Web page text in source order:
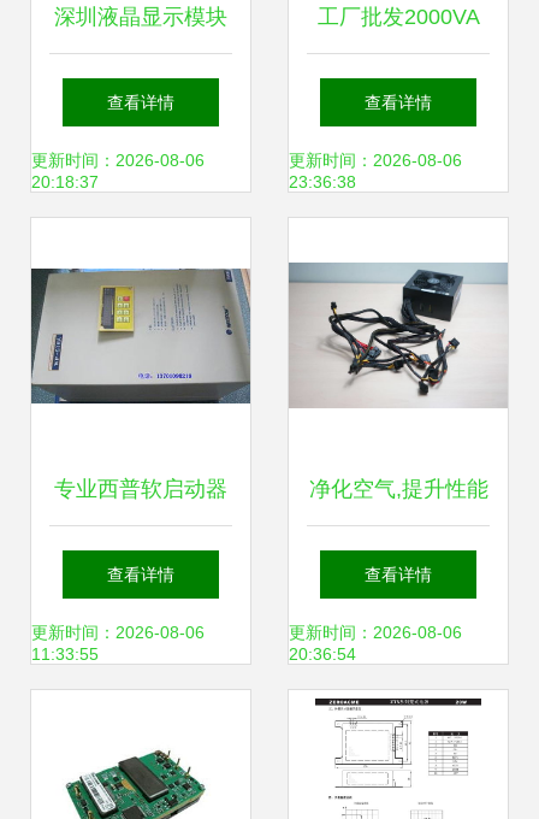
深圳液晶显示模块
工厂 2.5寸数字模
块与电源模块的创
查看详情
更新时间：2026-08-06
20:18:37
工厂批发2000VA
高频电力逆变器
DC220V转
源解决方案
查看详情
更新时间：2026-08-06
23:36:38
专业西普软启动器
维修 供应信息
查看详情
更新时间：2026-08-06
11:33:55
净化空气,提升性能
艾湃电竞ap 550ti
电源体验
查看详情
更新时间：2026-08-06
20:36:54